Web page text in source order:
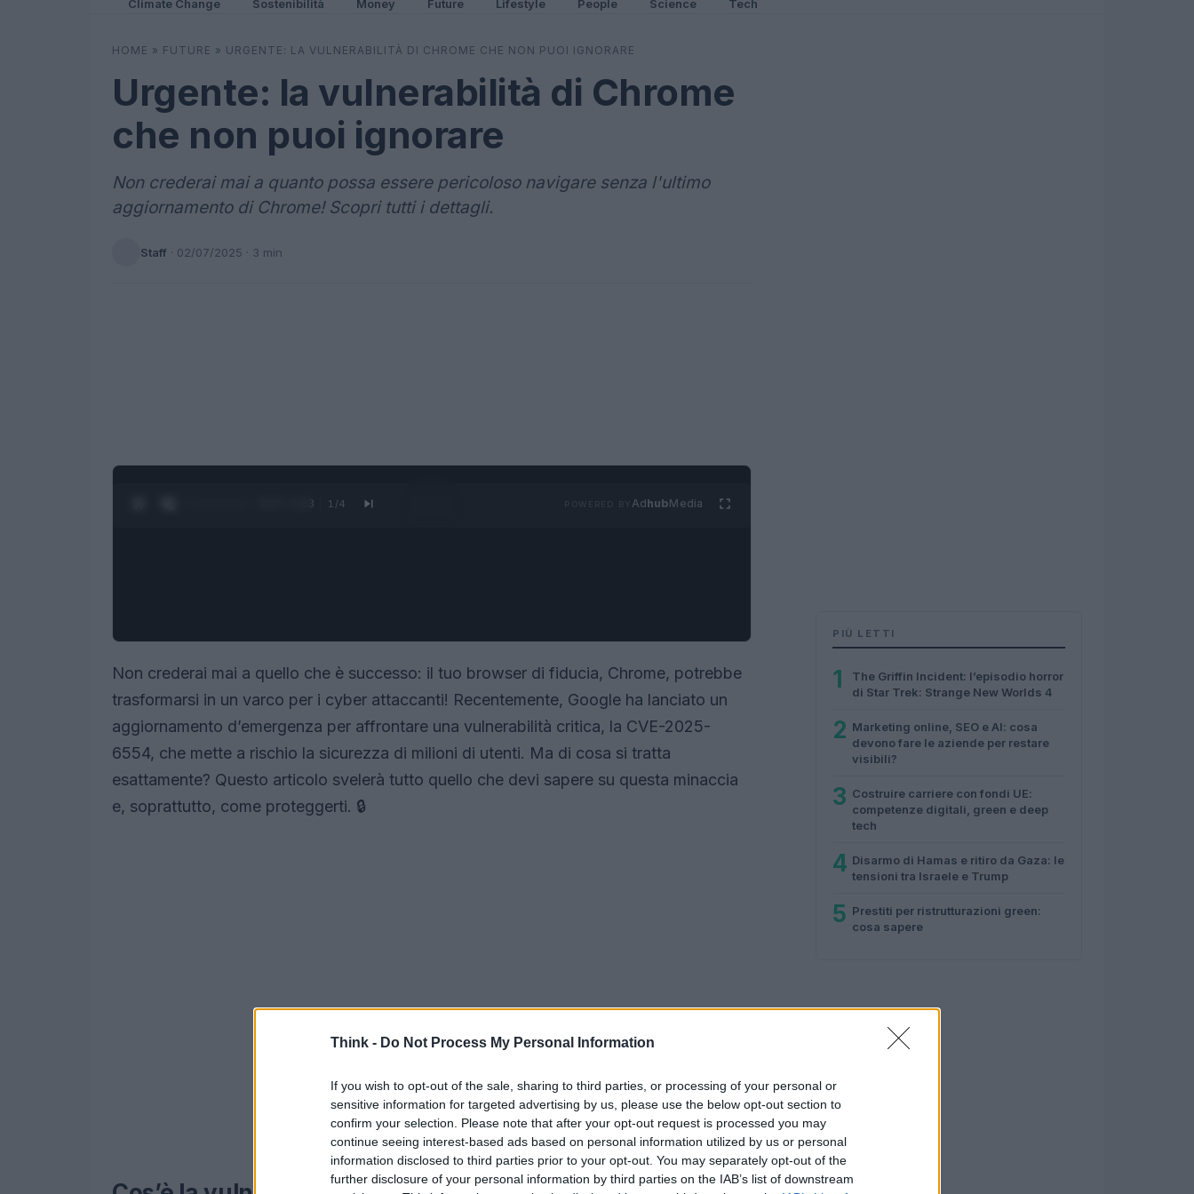
Think - Do Not Process My Personal Information
If you wish to opt-out of the sale, sharing to third parties, or processing of your personal or
sensitive information for targeted advertising by us, please use the below opt-out section to
confirm your selection. Please note that after your opt-out request is processed you may
continue seeing interest-based ads based on personal information utilized by us or personal
information disclosed to third parties prior to your opt-out. You may separately opt-out of the
further disclosure of your personal information by third parties on the IAB’s list of downstream
Climate Change Sostenibilità Money Future Lifestyle People Science Tech
HOME » FUTURE » URGENTE: LA VULNERABILITÀ DI CHROME CHE NON PUOI IGNORARE
Urgente: la vulnerabilità di Chrome
che non puoi ignorare
Non crederai mai a quanto possa essere pericoloso navigare senza l'ultimo
aggiornamento di Chrome! Scopri tutti i dettagli.
Staff · 02/07/2025 · 3 min
0:28 / 1:23 1 /4 AdhubMedia
Non crederai mai a quello che è successo: il tuo browser di fiducia, Chrome, potrebbe
trasformarsi in un varco per i cyber attaccanti! Recentemente, Google ha lanciato un
aggiornamento d’emergenza per affrontare una vulnerabilità critica, la CVE-2025-
6554, che mette a rischio la sicurezza di milioni di utenti. Ma di cosa si tratta
esattamente? Questo articolo svelerà tutto quello che devi sapere su questa minaccia
e, soprattutto, come proteggerti. 🔒
PIÙ LETTI
1
The Griffin Incident: l’episodio horror
di Star Trek: Strange New Worlds 4
2 Marketing online, SEO e AI: cosa
devono fare le aziende per restare
visibili?
3 Costruire carriere con fondi UE:
competenze digitali, green e deep
tech
4 Disarmo di Hamas e ritiro da Gaza: le
tensioni tra Israele e Trump
5 Prestiti per ristrutturazioni green:
cosa sapere